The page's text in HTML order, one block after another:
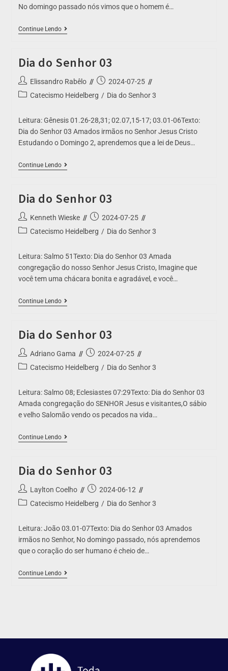
No domingo passado nós vimos que o homem é…
Continue Lendo
Dia do Senhor 03
Elissandro Rabêlo
2024-07-25
Catecismo Heidelberg / Dia do Senhor 3
Leitura: Gênesis 01.26-28,31; 02.07,15-17; 03.01-06Texto:
Dia do Senhor 03 Amados irmãos no Senhor Jesus Cristo
Estudando o Domingo 2, aprendemos que a lei de Deus…
Continue Lendo
Dia do Senhor 03
Kenneth Wieske
2024-07-25
Catecismo Heidelberg / Dia do Senhor 3
Leitura: Salmo 51Texto: Dia do Senhor 03 Amada
congregação do nosso Senhor Jesus Cristo, Imagine que
você tem uma chácara bonita e agradável, e você…
Continue Lendo
Dia do Senhor 03
Adriano Gama
2024-07-25
Catecismo Heidelberg / Dia do Senhor 3
Leitura: Salmo 08; Eclesiastes 07:29Texto: Dia do Senhor 03
Amada congregação do SENHOR Jesus e visitantes,O sábio
e velho Salomão vendo os pecados na vida…
Continue Lendo
Dia do Senhor 03
Laylton Coelho
2024-06-12
Catecismo Heidelberg / Dia do Senhor 3
Leitura: João 03.01-07Texto: Dia do Senhor 03 Amados
irmãos no Senhor, No domingo passado, nós aprendemos
que o coração do ser humano é cheio de…
Continue Lendo